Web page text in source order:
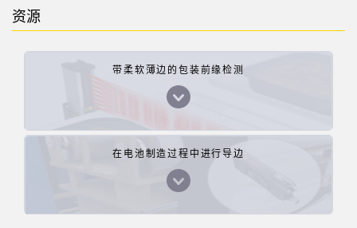
资源
带柔软薄边的包装前缘检测
在电池制造过程中进行导边